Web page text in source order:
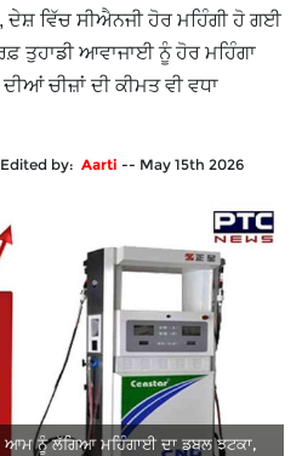
ਦੇਸ਼ ਵਿੱਚ ਸੀਐਨਜੀ ਹੋਰ ਮਹਿੰਗੀ ਹੋ ਗਈ
ਤੁਹਾਡੀ ਆਵਾਜਾਈ ਨੂੰ ਹੋਰ ਮਹਿੰਗਾ
ਚੀਜ਼ਾਂ ਦੀ ਕੀਮਤ ਵੀ ਵਧਾ
Edited by: Aarti -- May 15th 2026
ਨੂੰ ਲੱਗਿਆ ਮਹਿੰਗਾਈ ਦਾ ਡਬਲ ਝਟਕਾ,